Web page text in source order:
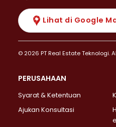
Lihat di Google
© 2026 PT Real Estate Teknologi.
PERUSAHAAN
Syarat & Ketentuan
Ajukan Konsultasi